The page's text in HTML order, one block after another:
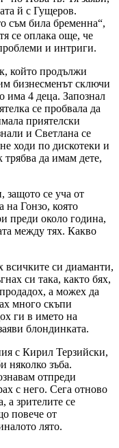
й с Гущеров.
съм била бременна“,
се оплака още, че
и интриги.
който продължи
бизнесменът сключи
има 4 деца. Запознал
се пробвала да
приятелски
и Светлана се
ходи по дискотеки и
трябва да имам дете,
се уча от
на Гонзо, която
преди около година,
между тях. Какво
всичките си диаманти,
си така, както бях,
а можех да
много скъпи
ги в името на
блондинката.
с Кирил Терзийски,
няколко зъба.
отпреди
с него. Сега отново
а зрителите се
повече от
лято.